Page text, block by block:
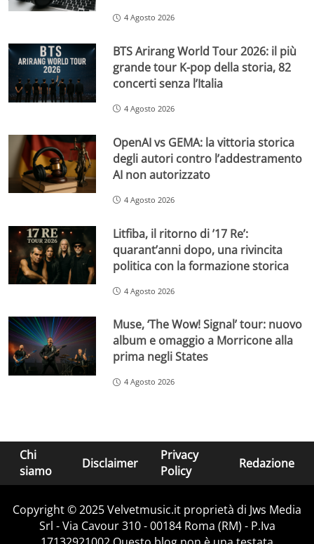
4 Agosto 2026
BTS Arirang World Tour 2026: il più
grande tour K-pop della storia, 82
concerti senza l’Italia
4 Agosto 2026
OpenAI vs GEMA: la vittoria storica
degli autori contro l’addestramento
AI non autorizzato
4 Agosto 2026
Litfiba, il ritorno di ’17 Re’:
quarant’anni dopo, una rivincita
politica con la formazione storica
4 Agosto 2026
Muse, ‘The Wow! Signal’ tour: nuovo
album e omaggio a Morricone alla
prima negli States
4 Agosto 2026
Chi
siamo
Disclaimer
Privacy
Policy
Redazione
Copyright © 2025 Velvetmusic.it proprietà di Jws Media
Srl - Via Cavour 310 - 00184 Roma (RM) - P.Iva